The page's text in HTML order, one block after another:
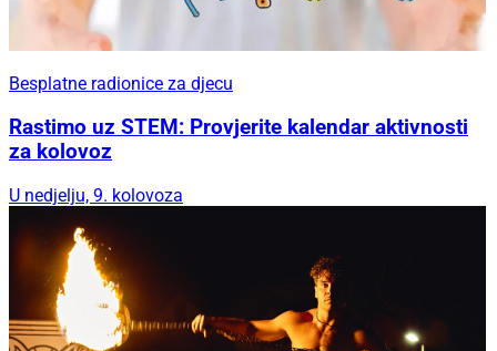
Besplatne radionice za djecu
Rastimo uz STEM: Provjerite kalendar aktivnosti
za kolovoz
U nedjelju, 9. kolovoza